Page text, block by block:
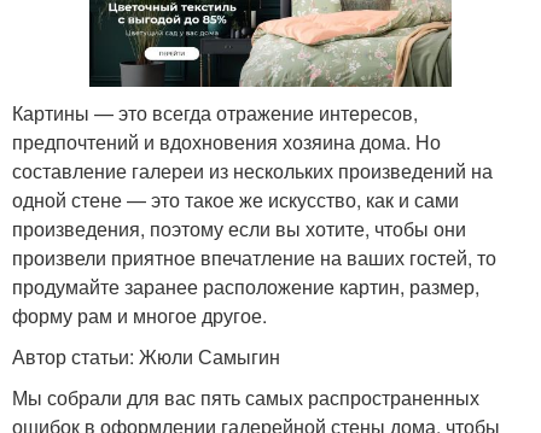
Картины — это всегда отражение интересов,
предпочтений и вдохновения хозяина дома. Но
составление галереи из нескольких произведений на
одной стене — это такое же искусство, как и сами
произведения, поэтому если вы хотите, чтобы они
произвели приятное впечатление на ваших гостей, то
продумайте заранее расположение картин, размер,
форму рам и многое другое.
Автор статьи: Жюли Самыгин
Мы собрали для вас пять самых распространенных
ошибок в оформлении галерейной стены дома, чтобы